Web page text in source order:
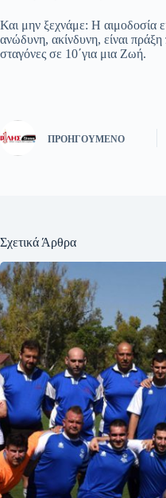
Και μην ξεχνάμε: Η αιμοδοσία
ανώδυνη, ακίνδυνη, είναι
σταγόνες σε 10΄για μια Ζωή.
ΠΡΟΗΓΟΎΜΕΝΟ
Σχετικά Άρθρα